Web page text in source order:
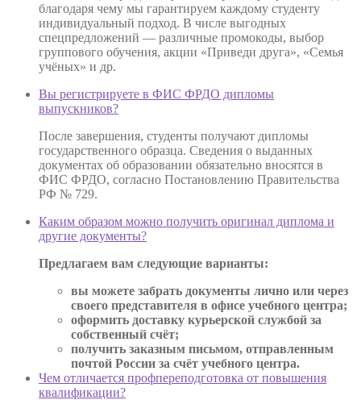
благодаря чему мы гарантируем каждому студенту
индивидуальный подход. В числе выгодных
спецпредложений — различные промокоды, выбор
группового обучения, акции «Приведи друга», «Семья
учёных» и др.
Вы регистрируете в ФИС ФРДО дипломы
выпускников?
После завершения, студенты получают дипломы
государственного образца. Сведения о выданных
документах об образовании обязательно вносятся в
ФИС ФРДО, согласно Постановлению Правительства
РФ № 729.
Каким образом можно получить оригинал диплома и
другие документы?
Предлагаем вам следующие варианты:
вы можете забрать документы лично или через
своего представителя в офисе учебного центра;
оформить доставку курьерской службой за
собственный счёт;
получить заказным письмом, отправленным
почтой России за счёт учебного центра.
Чем отличается профпереподготовка от повышения
квалификации?